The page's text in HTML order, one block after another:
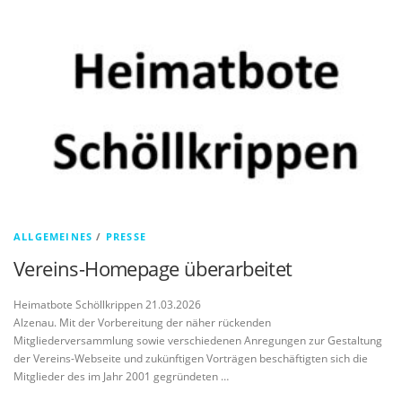
ALLGEMEINES / PRESSE
Vereins-Homepage überarbeitet
Heimatbote Schöllkrippen 21.03.2026
Alzenau. Mit der Vorbereitung der näher rückenden
Mitgliederversammlung sowie verschiedenen Anregungen zur Gestaltung
der Vereins-Webseite und zukünftigen Vorträgen beschäftigten sich die
Mitglieder des im Jahr 2001 gegründeten …